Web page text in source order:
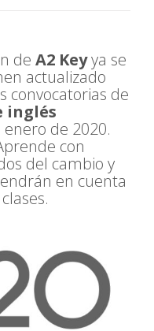
de A2 Keyya se
actualizado
convocatorias de
inglés
enero de 2020.
con
del cambio y
en cuenta